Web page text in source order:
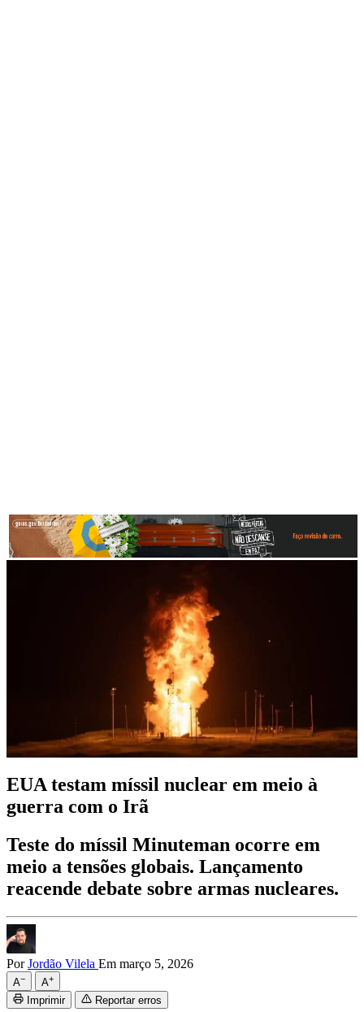
EUA testam míssil nuclear em meio à
guerra com o Irã
Teste do míssil Minuteman ocorre em
meio a tensões globais. Lançamento
reacende debate sobre armas nucleares.
PorJordão Vilela Em março 5, 2026
A− A+
Imprimir Reportar erros